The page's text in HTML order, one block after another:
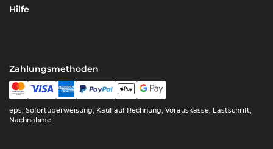
Hilfe
Zahlungsmethoden
eps, Sofortüberweisung, Kauf auf Rechnung, Vorauskasse, Lastschrift,
Nachnahme